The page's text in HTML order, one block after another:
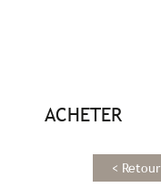
ACHETER
< Retour